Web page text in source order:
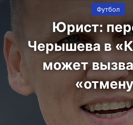
Футбол
Юрист:
Черышева в
может